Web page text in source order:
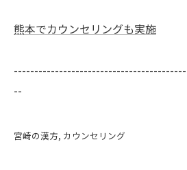
熊本でカウンセリングも実施
--
宮崎の漢方 カウンセリング